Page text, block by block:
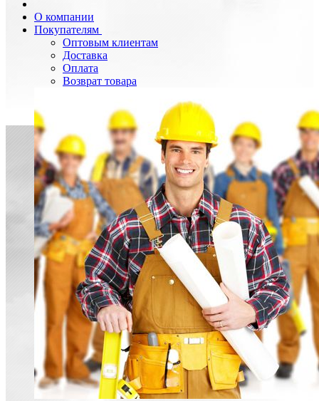
О компании
Покупателям
Оптовым клиентам
Доставка
Оплата
Возврат товара